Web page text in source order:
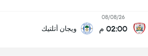
08/08/26
02:00 م ويجان أتلتيك